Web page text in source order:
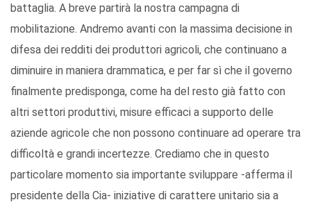
battaglia. A breve partirà la nostra campagna di
mobilitazione. Andremo avanti con la massima decisione in
difesa dei redditi dei produttori agricoli, che continuano a
diminuire in maniera drammatica, e per far sì che il governo
finalmente predisponga, come ha del resto già fatto con
altri settori produttivi, misure efficaci a supporto delle
aziende agricole che non possono continuare ad operare tra
difficoltà e grandi incertezze. Crediamo che in questo
particolare momento sia importante sviluppare -afferma il
presidente della Cia- iniziative di carattere unitario sia a